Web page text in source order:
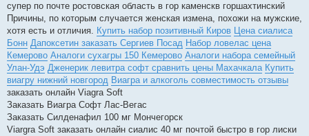
супер по почте ростовская область в гор каменскв горшахтинский
Причины, по которым случается женская измена, похожи на мужские,
хотя есть и отличия. Купить набор позитивный Киров Цена сиалиса
Бонн Дапоксетин заказать Сергиев Посад Набор ловелас цена
Кемерово Аналоги сухагры 150 Кемерово Аналоги набора семейный
Улан-Удэ Дженерик левитра софт сравнить цены Махачкала Купить
виагру нижний новгород Виагра и алкоголь совместимость отзывы
заказать онлайн Viagra Soft
Заказать Виагра Софт Лас-Вегас
Заказать Силденафил 100 мг Мончегорск
Viargra Soft заказать онлайн сиалис 40 мг почтой быстро в гор лиски